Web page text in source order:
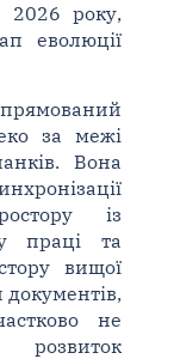
2026 року,
еволюції
за межі
Вона
із
праці та
вищої
не